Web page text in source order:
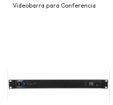
Videobarra para Conferencia